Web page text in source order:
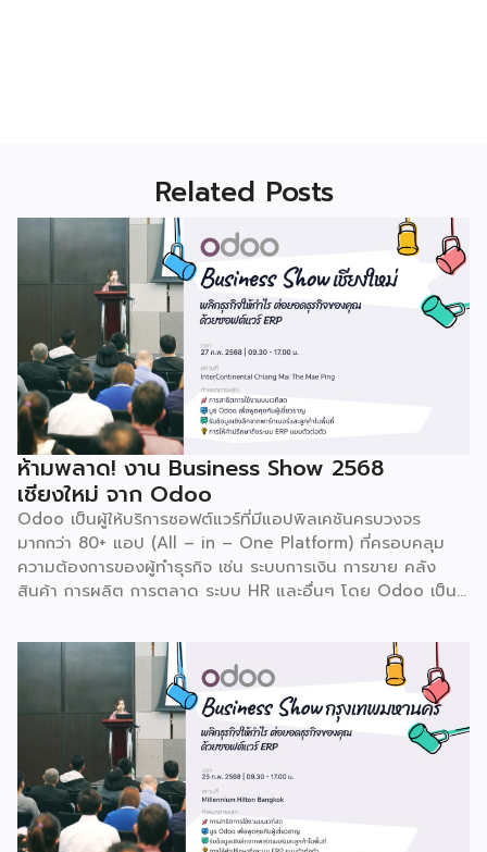
Related Posts
ห้ามพลาด! งาน Business Show 2568
เชียงใหม่ จาก Odoo
Odoo เป็นผู้ให้บริการซอฟต์แวร์ที่มีแอปพิลเคชันครบวงจร
มากกว่า 80+ แอป (All – in – One Platform) ที่ครอบคลุม
ความต้องการของผู้ทำธุรกิจ เช่น ระบบการเงิน การขาย คลัง
สินค้า การผลิต การตลาด ระบบ HR และอื่นๆ โดย Odoo เป็นผู้
เบลเยี่ยมให้บริการใน 19 แห่งทั่วโลก รวมถึงสหรัฐอเมริกา ฮ่องกง
อินโดนีเซีย และดูไบ ปัจจุบัน Odoo ให้บริการผู้ใช้งานในไทย
มากกว่า 4 แสนราย และมีผู้ใช้งานมากกว่า 6 ล้านคนทั่วเอเชีย ปีนี้
Odoo กลับมาจัดงาน Business Roadshow 2568 ภายใต้
Concept พลิกธุรกิจให้กำไร ต่อยอดธุรกิจของคุณด้วย
ซอฟต์แวร์ ERP ที่มาปลดล็อกทุกธุรกิจในประเทศไทยผ่านการนำ
เทคโนโลยีใหม่สุดล้ำ ยกระดับองค์กรของคุณไปสู่ระบบดิจิทัล
พร้อมกับโอกาสที่จะได้เข้ามาเป็นพาร์ทเนอร์ระดับมืออาชีพร่วมกับ
Odoo […]